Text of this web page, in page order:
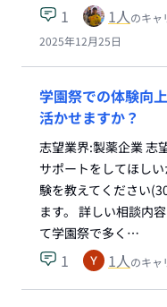
1 1人のキャ
2025年12月25日
学園祭での体験向
活かせますか？
志望業界:製薬企業 志
サポートをしてほし
験を教えてください
ます。 詳しい相談内
て学園祭で多く…
1 1人のキャ